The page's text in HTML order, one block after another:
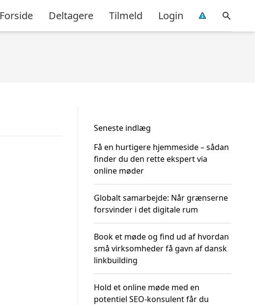
Forside Deltagere Tilmeld Login
Seneste indlæg
Få en hurtigere hjemmeside – sådan
finder du den rette ekspert via
online møder
Globalt samarbejde: Når grænserne
forsvinder i det digitale rum
Book et møde og find ud af hvordan
små virksomheder få gavn af dansk
linkbuilding
Hold et online møde med en
potentiel SEO-konsulent får du